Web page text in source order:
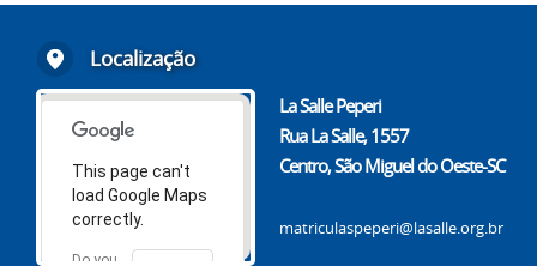
Localização
This page can't
load Google Maps
correctly.
Do you
La Salle Peperi
Rua La Salle, 1557
Centro, São Miguel do Oeste-SC
matriculaspeperi@lasalle.org.br